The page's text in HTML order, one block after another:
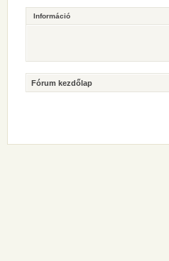
Információ
Fórum kezdőlap